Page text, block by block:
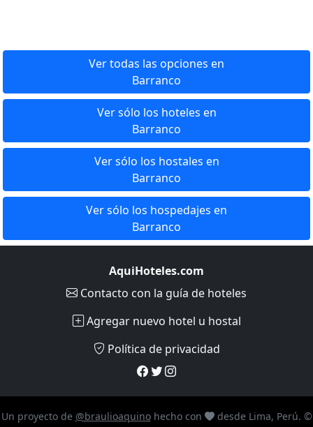
Ver todas las opciones en
Barranco
Ver sólo los hoteles en
Barranco
Ver sólo los hostales en
Barranco
Ver sólo los hospedajes en
Barranco
AquiHoteles.com
Contacto con la guía de hoteles
Agregar nuevo hotel u hostal
Política de privacidad
Un proyecto de @braulioaquinohecho con
desde Lima, Perú. ©